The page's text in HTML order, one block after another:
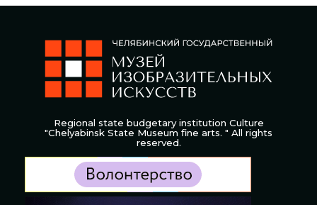
Regional state budgetary institution Culture
"Chelyabinsk State Museum fine arts. " All rights
reserved.